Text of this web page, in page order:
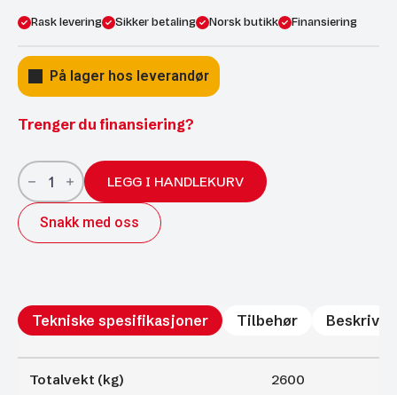
Rask levering Sikker betaling Norsk butikk Finansiering
På lager hos leverandør
Trenger du finansiering?
Ifor
Williams
HB506
hestehenger
m.
frontutlasting
LEGG I HANDLEKURV
Snakk med oss
Tekniske spesifikasjoner Tilbehør
Totalvekt (kg) 2600